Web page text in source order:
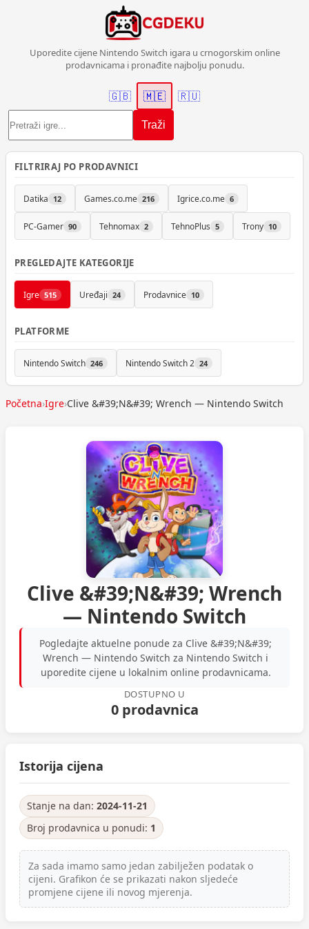
Uporedite cijene Nintendo Switch igara u crnogorskim online
prodavnicama i pronađite najbolju ponudu.
Traži
🇬🇧 🇲🇪 🇷🇺
FILTRIRAJ PO PRODAVNICI
Datika 12 Games.co.me 216 Igrice.co.me 6
PC-Gamer 90 Tehnomax 2 TehnoPlus 5 Trony 10
PREGLEDAJTE KATEGORIJE
Igre 515 Uređaji 24 Prodavnice 10
PLATFORME
Nintendo Switch 246 Nintendo Switch 2 24
Početna›Igre›Clive &#39;N&#39; Wrench — Nintendo Switch
Clive &#39;N&#39; Wrench
— Nintendo Switch
Pogledajte aktuelne ponude za Clive &#39;N&#39;
Wrench — Nintendo Switch za Nintendo Switch i
uporedite cijene u lokalnim online prodavnicama.
DOSTUPNO U
0 prodavnica
Istorija cijena
Stanje na dan: 2024-11-21
Broj prodavnica u ponudi: 1
Za sada imamo samo jedan zabilježen podatak o
cijeni. Grafikon će se prikazati nakon sljedeće
promjene cijene ili novog mjerenja.